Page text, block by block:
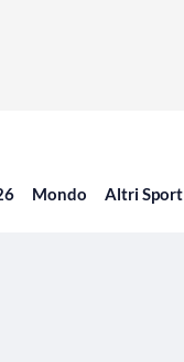
Mondo Altri Sport